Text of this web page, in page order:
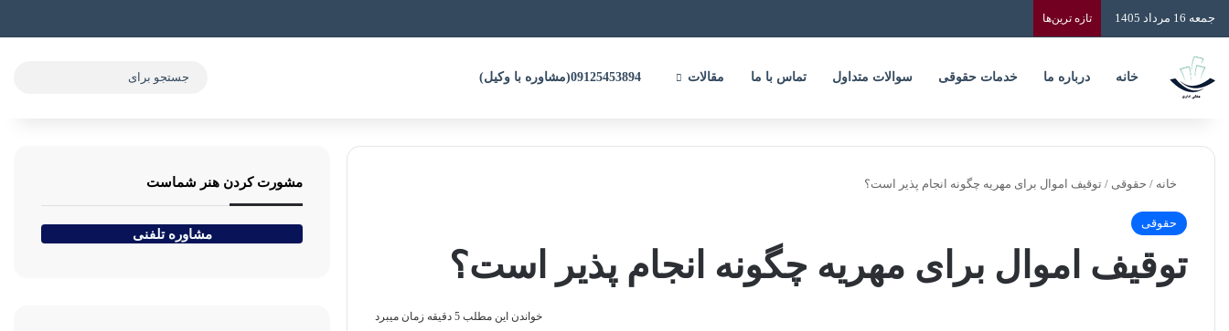
جمعه 16 مرداد 1405 تازه‌ ترین‌ها
خانه درباره ما خدمات حقوقی سوالات متداول تماس با ما مقالات
خانه / حقوقی / توقیف اموال برای مهریه چگونه انجام پذیر است؟
حقوقی
توقیف اموال برای مهریه چگونه انجام پذیر است؟
خواندن این مطلب 5 دقیقه زمان میبرد
مشورت کردن هنر شماست
مشاوره تلفنی